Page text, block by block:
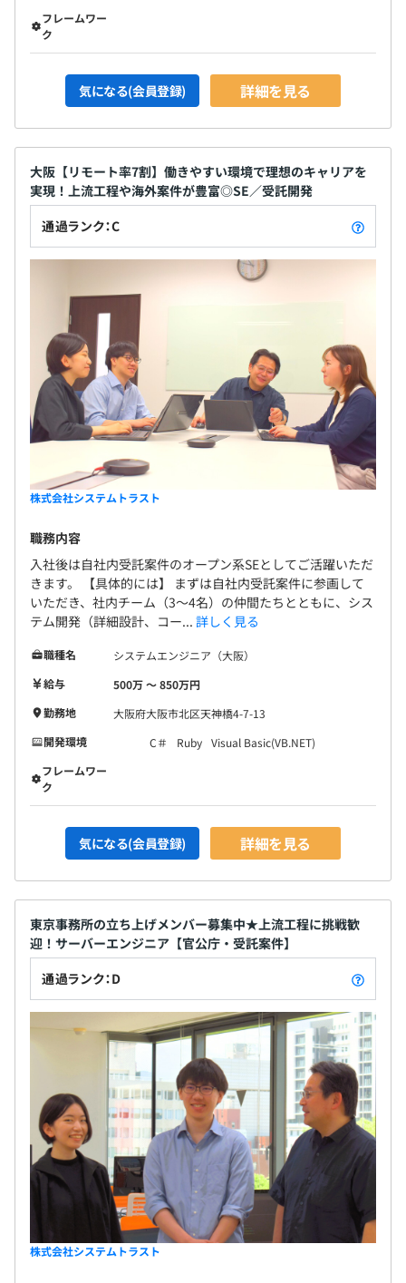
フレームワー
ク
気になる(会員登録) 詳細を見る
大阪【リモート率7割】働きやすい環境で理想のキャリアを
実現！上流工程や海外案件が豊富◎SE／受託開発
通過ランク：C
株式会社システムトラスト
職務内容
入社後は自社内受託案件のオープン系SEとしてご活躍いただ
きます。 【具体的には】 まずは自社内受託案件に参画して
いただき、社内チーム（3〜4名）の仲間たちとともに、シス
テム開発（詳細設計、コー... 詳しく見る
職種名
システムエンジニア（大阪）
給与
500万 〜 850万円
勤務地
大阪府大阪市北区天神橋4-7-13
開発環境
C＃ Ruby Visual Basic(VB.NET)
フレームワー
ク
気になる(会員登録) 詳細を見る
東京事務所の立ち上げメンバー募集中★上流工程に挑戦歓
迎！サーバーエンジニア【官公庁・受託案件】
通過ランク：D
株式会社システムトラスト